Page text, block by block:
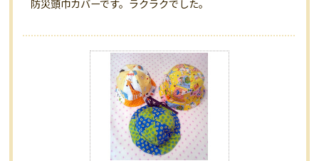
防災頭巾カバーです。ラクラクでした。